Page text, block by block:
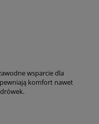
wsparcie dla
komfort nawet